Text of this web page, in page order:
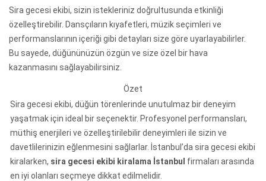
Sira gecesi ekibi, sizin istekleriniz doğrultusunda etkinliği
özelleştirebilir. Dansçıların kıyafetleri, müzik seçimleri ve
performanslarının içeriği gibi detayları size göre uyarlayabilirler.
Bu sayede, düğününüzün özgün ve size özel bir hava
kazanmasını sağlayabilirsiniz.
Özet
Sira gecesi ekibi, düğün törenlerinde unutulmaz bir deneyim
yaşatmak için ideal bir seçenektir. Profesyonel performansları,
müthiş enerjileri ve özelleştirilebilir deneyimleri ile sizin ve
davetlilerinizin eğlenmesini sağlarlar. İstanbul’da sira gecesi ekibi
kiralarken, sira gecesi ekibi kiralama İstanbul firmaları arasında
en iyi olanları seçmeye dikkat edilmelidir.